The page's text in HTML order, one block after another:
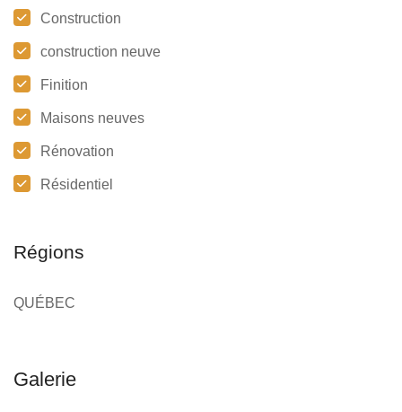
Construction
construction neuve
Finition
Maisons neuves
Rénovation
Résidentiel
Régions
QUÉBEC